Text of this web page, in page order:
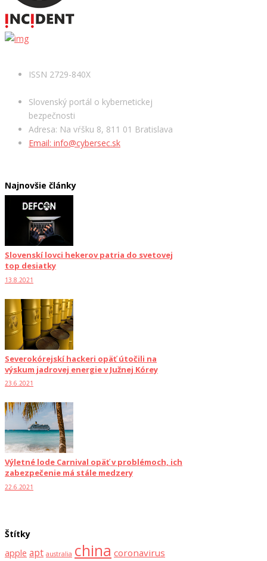
ISSN 2729-840X
Slovenský portál o kybernetickej
bezpečnosti
Adresa: Na vŕšku 8, 811 01 Bratislava
Email: info@cybersec.sk
Najnovšie články
Slovenskí lovci hekerov patria do svetovej
top desiatky
13.8.2021
Severokórejskí hackeri opäť útočili na
výskum jadrovej energie v Južnej Kórey
23.6.2021
Výletné lode Carnival opäť v problémoch, ich
zabezpečenie má stále medzery
22.6.2021
Štítky
apple apt australia china coronavirus